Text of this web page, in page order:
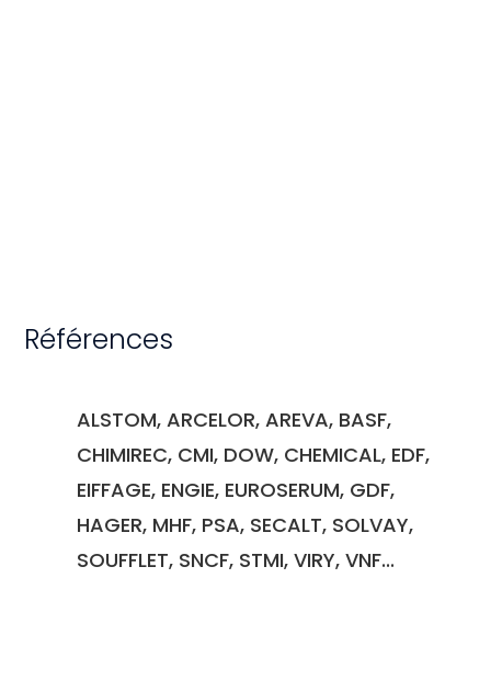
Références
ALSTOM, ARCELOR, AREVA, BASF,
CHIMIREC, CMI, DOW, CHEMICAL, EDF,
EIFFAGE, ENGIE, EUROSERUM, GDF,
HAGER, MHF, PSA, SECALT, SOLVAY,
SOUFFLET, SNCF, STMI, VIRY, VNF...